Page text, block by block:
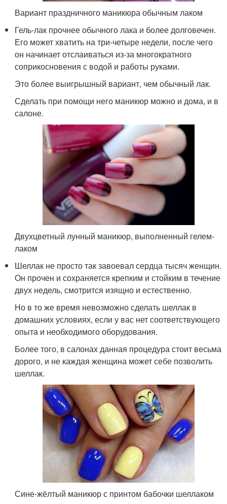
Вариант праздничного маникюра обычным лаком
Гель-лак прочнее обычного лака и более долговечен.
Его может хватить на три-четыре недели, после чего
он начинает отслаиваться из-за многократного
соприкосновения с водой и работы руками.
Это более выигрышный вариант, чем обычный лак.
Сделать при помощи него маникюр можно и дома, и в
салоне.
Двухцветный лунный маникюр, выполненный гелем-
лаком
Шеллак не просто так завоевал сердца тысяч женщин.
Он прочен и сохраняется крепким и стойким в течение
двух недель, смотрится изящно и естественно.
Но в то же время невозможно сделать шеллак в
домашних условиях, если у вас нет соответствующего
опыта и необходимого оборудования.
Более того, в салонах данная процедура стоит весьма
дорого, и не каждая женщина может себе позволить
шеллак.
Сине-жёлтый маникюр с принтом бабочки шеллаком